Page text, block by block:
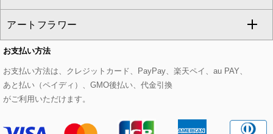
eur3
Maison de CINQ
MK MICHEL KLEIN BAG
スウェット・ジャージー
その他のトップス
セットアップパンツ
セットアップスカート
セットアップワンピース
チェスターコート
モッズコート
ステンカラーコート
ベルト・サスペンダー
帽子
ヘアアクセサリー
ピアス・イヤリング
ブレスレット・バングル
ブローチ・コサージュ
トートバッグ
ショルダーバッグ
ボストンバッグ
すべてのシューズ
パンプス
スニーカー
アートフラワー
すべてのアートフラワー
ローズ
お支払い方法
お支払い方法は、クレジットカード、PayPay、楽天ペイ、au PAY、
あと払い（ペイディ）、GMO後払い、代金引換
がご利用いただけます。